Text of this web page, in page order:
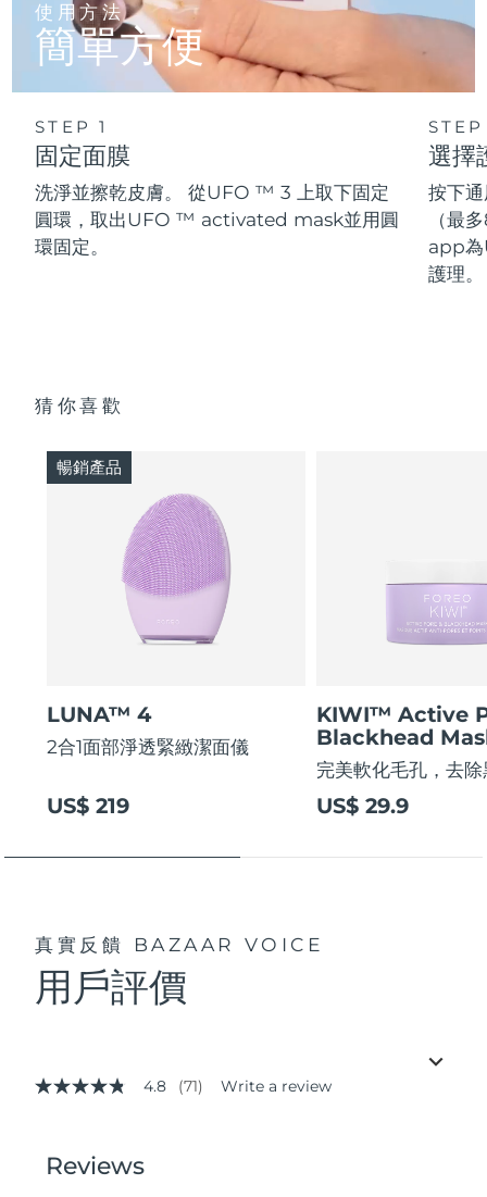
使用方法
簡單方便
STEP 1
固定面膜
洗淨並擦乾皮膚。 從UFO ™ 3 上取下固定
圓環，取出UFO ™ activated mask並用圓
環固定。
選擇
按下
（最
app
護理。
猜你喜歡
LUNA™ 4
2合1面部淨透緊緻潔面儀
US$ 219
暢銷產品
KIWI™ Active
Blackhead
完美軟化毛孔，去
US$ 29.9
真實反饋 BAZAAR VOICE
用戶評價
4.8
stars,
average
4.8 (71) Write a review